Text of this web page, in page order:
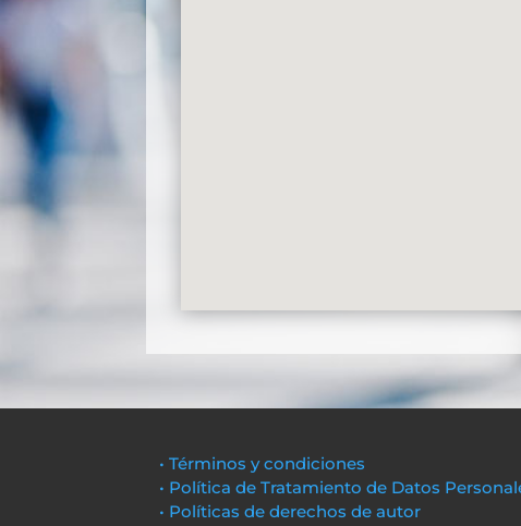
• Términos y condiciones
• Política de Tratamiento de Datos
• Políticas de derechos de autor